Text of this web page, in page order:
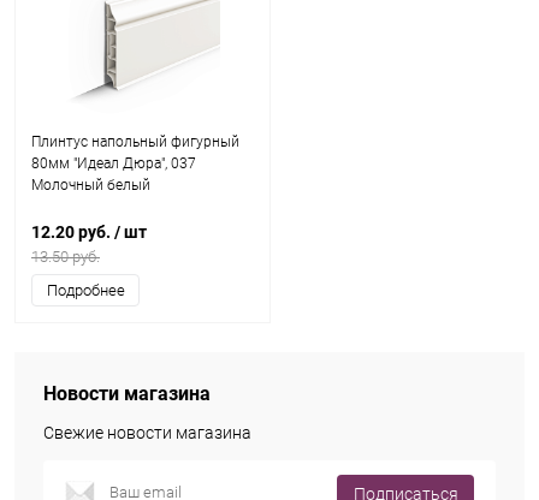
Плинтус напольный фигурный
80мм "Идеал Дюра", 037
Молочный белый
12.20 руб. / шт
13.50 руб.
Подробнее
Новости магазина
Свежие новости магазина
Подписаться